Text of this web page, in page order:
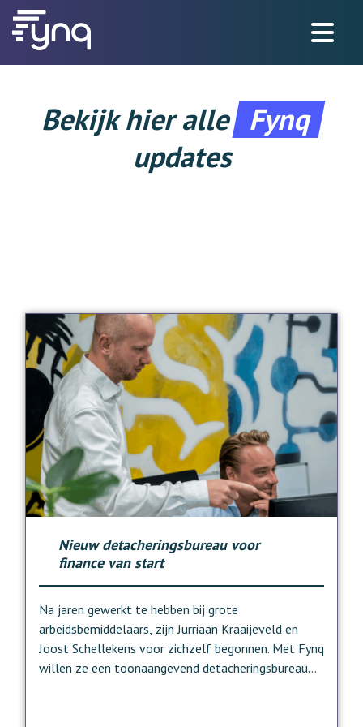
Bekijk hier alle Fynq
updates
Nieuw detacheringsbureau voor
finance van start
Na jaren gewerkt te hebben bij grote
arbeidsbemiddelaars, zijn Jurriaan Kraaijeveld en
Joost Schellekens voor zichzelf begonnen. Met Fynq
willen ze een toonaangevend detacheringsbureau